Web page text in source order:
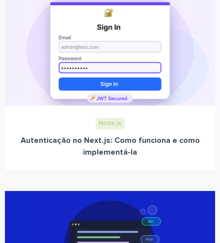
Node.js
Autenticação no Next.js: Como funciona e como
implementá-la